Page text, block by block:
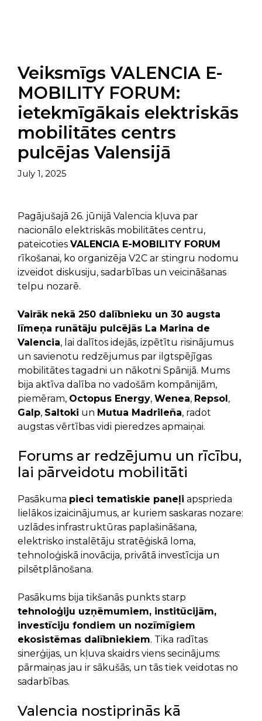
Veiksmīgs VALENCIA E-
MOBILITY FORUM:
ietekmīgākais elektriskās
mobilitātes centrs
pulcējas Valensijā
July 1, 2025
Pagājušajā 26. jūnijā Valencia kļuva par
nacionālo elektriskās mobilitātes centru,
pateicoties VALENCIA E-MOBILITY FORUM
rīkošanai, ko organizēja V2C ar stingru nodomu
izveidot diskusiju, sadarbības un veicināšanas
telpu nozarē.
Vairāk nekā 250 dalībnieku un 30 augsta
līmeņa runātāju pulcējās La Marina de
Valencia, lai dalītos idejās, izpētītu risinājumus
un savienotu redzējumus par ilgtspējīgas
mobilitātes tagadni un nākotni Spānijā. Mums
bija aktīva dalība no vadošām kompānijām,
piemēram, Octopus Energy, Wenea, Repsol,
Galp, Saltoki un Mutua Madrileña, radot
augstas vērtības vidi pieredzes apmaiņai.
Forums ar redzējumu un rīcību,
lai pārveidotu mobilitāti
Pasākuma pieci tematiskie paneļi apsprieda
lielākos izaicinājumus, ar kuriem saskaras nozare:
uzlādes infrastruktūras paplašināšana,
elektrisko instalētāju stratēģiskā loma,
tehnoloģiskā inovācija, privātā investīcija un
pilsētplānošana.
Pasākums bija tikšanās punkts starp
tehnoloģiju uzņēmumiem, institūcijām,
investīciju fondiem un nozīmīgiem
ekosistēmas dalībniekiem. Tika radītas
sinerģijas, un kļuva skaidrs viens secinājums:
pārmaiņas jau ir sākušās, un tās tiek veidotas no
sadarbības.
Valencia nostiprinās kā